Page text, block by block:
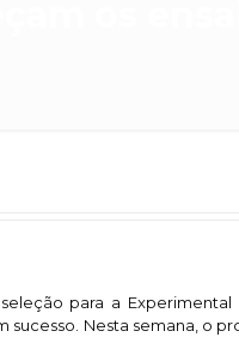
para a Experimental
sucesso. Nesta semana, o